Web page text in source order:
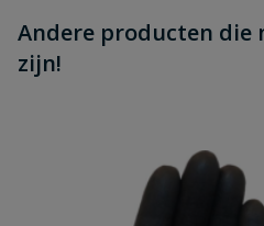
Andere producten die
zijn!